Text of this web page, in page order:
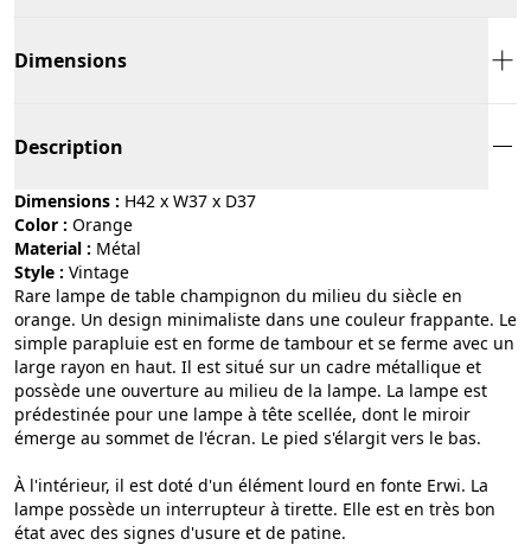
Dimensions
Description
Dimensions : H42 x W37 x D37
Color :
orange
Material :
métal
Style :
vintage
Rare lampe de table champignon du milieu du siècle en
orange. Un design minimaliste dans une couleur frappante. Le
simple parapluie est en forme de tambour et se ferme avec un
large rayon en haut. Il est situé sur un cadre métallique et
possède une ouverture au milieu de la lampe. La lampe est
prédestinée pour une lampe à tête scellée, dont le miroir
émerge au sommet de l'écran. Le pied s'élargit vers le bas.
À l'intérieur, il est doté d'un élément lourd en fonte Erwi. La
lampe possède un interrupteur à tirette. Elle est en très bon
état avec des signes d'usure et de patine.